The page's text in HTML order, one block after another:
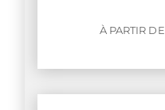
À PARTIR DE